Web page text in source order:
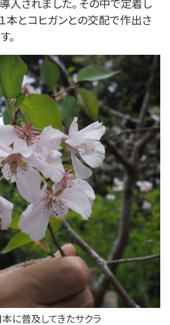
入されました。 その中で定着し
本とコヒガンとの交配で作出さ
。
本に普及してきたサクラ